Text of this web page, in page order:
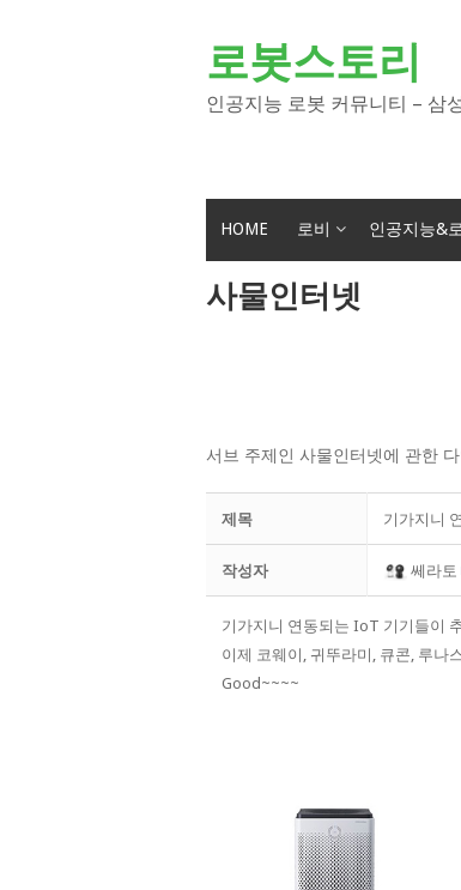
로봇스토리
인공지능 로봇 커뮤니티 – 삼
HOME 로비 인공지능&
사물인터넷
서브 주제인 사물인터넷에 관한
제목 기가지니
작성자 쎄라토
기가지니 연동되는 IoT 기기들이
이제 코웨이, 귀뚜라미, 큐콘, 루나
Good~~~~